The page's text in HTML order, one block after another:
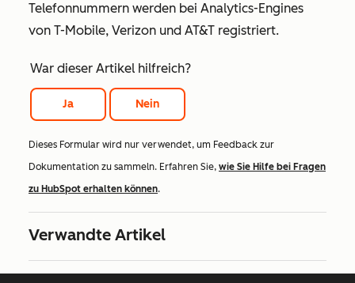
Telefonnummern werden bei Analytics-Engines
von T-Mobile, Verizon und AT&T registriert.
War dieser Artikel hilfreich?
Ja Nein
Dieses Formular wird nur verwendet, um Feedback zur
Dokumentation zu sammeln. Erfahren Sie, wie Sie Hilfe bei Fragen
zu HubSpot erhalten können.
Verwandte Artikel